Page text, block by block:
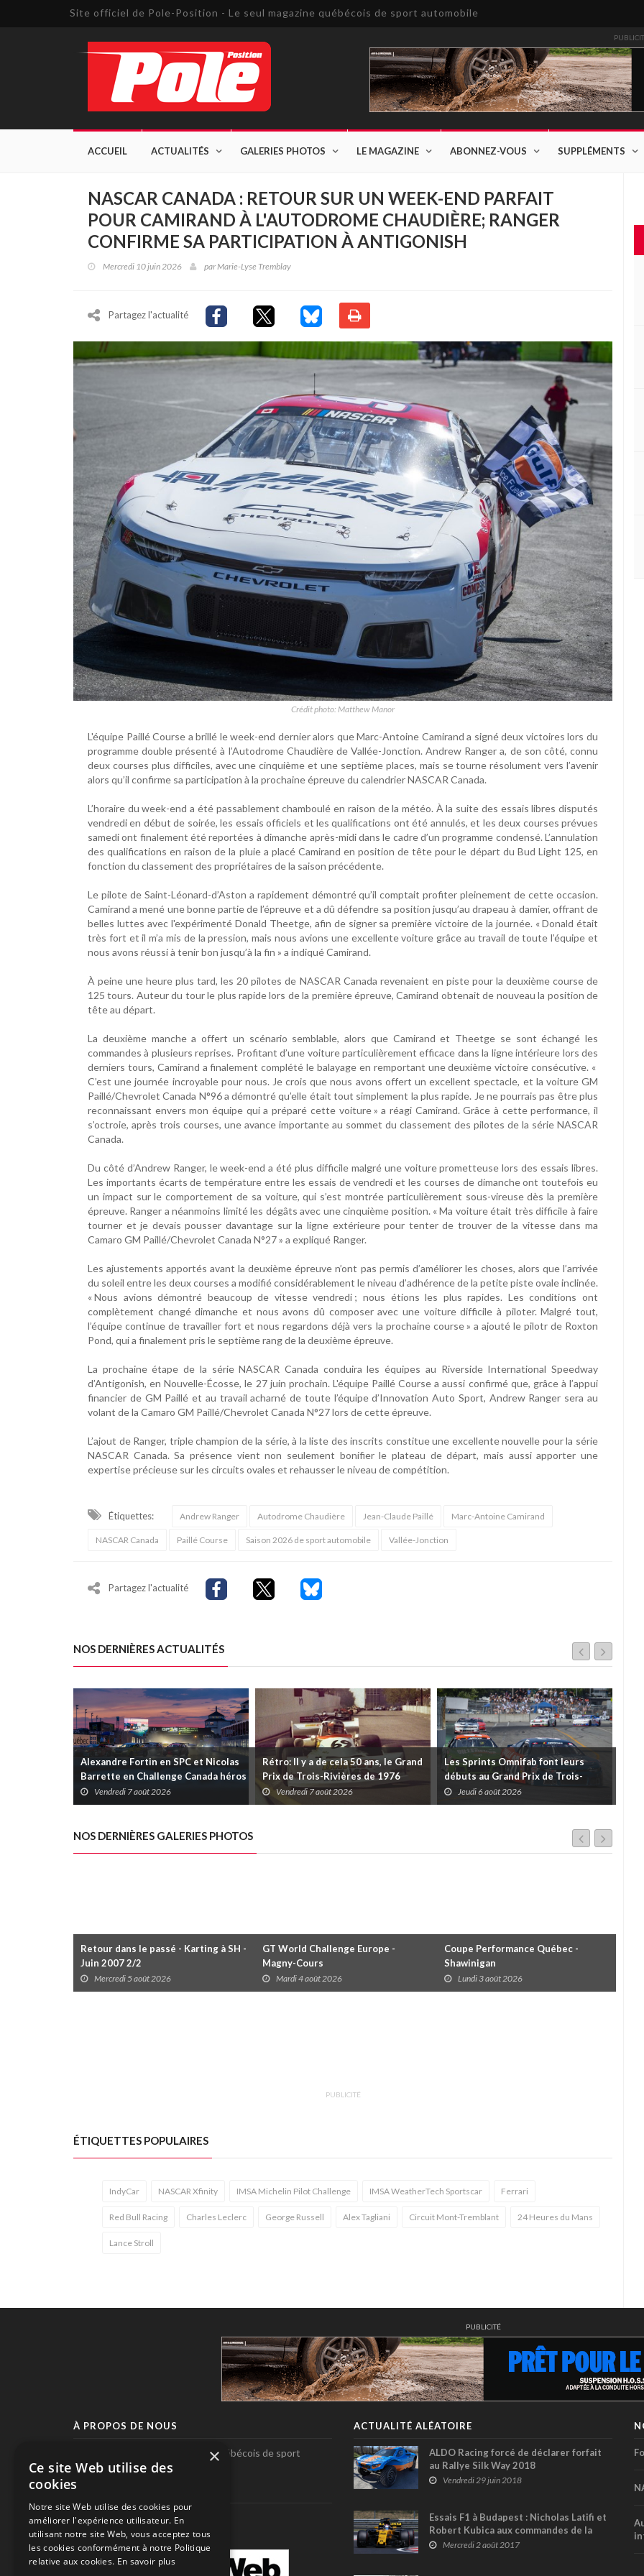
Site officiel de Pole-Position - Le seul magazine québécois de sport automobile
ACCUEIL ACTUALITÉS GALERIES PHOTOS LE MAGAZINE ABONNEZ-VOUS SUPPLÉMENTS
NASCAR CANADA : RETOUR SUR UN WEEK-END PARFAIT
POUR CAMIRAND À L'AUTODROME CHAUDIÈRE; RANGER
CONFIRME SA PARTICIPATION À ANTIGONISH
Mercredi 10 juin 2026 parMarie-Lyse Tremblay
Partagez l'actualité
Crédit photo: Matthew Manor
L'équipe Paillé Course a brillé le week-end dernier alors que Marc-Antoine Camirand a signé deux victoires lors du
programme double présenté à l’Autodrome Chaudière de Vallée-Jonction. Andrew Ranger a, de son côté, connu
deux courses plus difficiles, avec une cinquième et une septième places, mais se tourne résolument vers l’avenir
alors qu’il confirme sa participation à la prochaine épreuve du calendrier NASCAR Canada.
L’horaire du week-end a été passablement chamboulé en raison de la météo. À la suite des essais libres disputés
vendredi en début de soirée, les essais officiels et les qualifications ont été annulés, et les deux courses prévues
samedi ont finalement été reportées à dimanche après-midi dans le cadre d’un programme condensé. L’annulation
des qualifications en raison de la pluie a placé Camirand en position de tête pour le départ du Bud Light 125, en
fonction du classement des propriétaires de la saison précédente.
Le pilote de Saint-Léonard-d’Aston a rapidement démontré qu’il comptait profiter pleinement de cette occasion.
Camirand a mené une bonne partie de l’épreuve et a dû défendre sa position jusqu’au drapeau à damier, offrant de
belles luttes avec l'expérimenté Donald Theetge, afin de signer sa première victoire de la journée. « Donald était
très fort et il m’a mis de la pression, mais nous avions une excellente voiture grâce au travail de toute l’équipe et
nous avons réussi à tenir bon jusqu’à la fin » a indiqué Camirand.
À peine une heure plus tard, les 20 pilotes de NASCAR Canada revenaient en piste pour la deuxième course de
125 tours. Auteur du tour le plus rapide lors de la première épreuve, Camirand obtenait de nouveau la position de
tête au départ.
La deuxième manche a offert un scénario semblable, alors que Camirand et Theetge se sont échangé les
commandes à plusieurs reprises. Profitant d’une voiture particulièrement efficace dans la ligne intérieure lors des
derniers tours, Camirand a finalement complété le balayage en remportant une deuxième victoire consécutive. «
C’est une journée incroyable pour nous. Je crois que nous avons offert un excellent spectacle, et la voiture GM
Paillé/Chevrolet Canada N°96 a démontré qu’elle était tout simplement la plus rapide. Je ne pourrais pas être plus
reconnaissant envers mon équipe qui a préparé cette voiture » a réagi Camirand. Grâce à cette performance, il
s’octroie, après trois courses, une avance importante au sommet du classement des pilotes de la série NASCAR
Canada.
Du côté d’Andrew Ranger, le week-end a été plus difficile malgré une voiture prometteuse lors des essais libres.
Les importants écarts de température entre les essais de vendredi et les courses de dimanche ont toutefois eu
un impact sur le comportement de sa voiture, qui s’est montrée particulièrement sous-vireuse dès la première
épreuve. Ranger a néanmoins limité les dégâts avec une cinquième position. « Ma voiture était très difficile à faire
tourner et je devais pousser davantage sur la ligne extérieure pour tenter de trouver de la vitesse dans ma
Camaro GM Paillé/Chevrolet Canada N°27 » a expliqué Ranger.
Les ajustements apportés avant la deuxième épreuve n’ont pas permis d’améliorer les choses, alors que l’arrivée
du soleil entre les deux courses a modifié considérablement le niveau d’adhérence de la petite piste ovale inclinée.
« Nous avions démontré beaucoup de vitesse vendredi ; nous étions les plus rapides. Les conditions ont
complètement changé dimanche et nous avons dû composer avec une voiture difficile à piloter. Malgré tout,
l’équipe continue de travailler fort et nous regardons déjà vers la prochaine course » a ajouté le pilotr de Roxton
Pond, qui a finalement pris le septième rang de la deuxième épreuve.
La prochaine étape de la série NASCAR Canada conduira les équipes au Riverside International Speedway
d’Antigonish, en Nouvelle-Écosse, le 27 juin prochain. L'équipe Paillé Course a aussi confirmé que, grâce à l’appui
financier de GM Paillé et au travail acharné de toute l’équipe d’Innovation Auto Sport, Andrew Ranger sera au
volant de la Camaro GM Paillé/Chevrolet Canada N°27 lors de cette épreuve.
L’ajout de Ranger, triple champion de la série, à la liste des inscrits constitue une excellente nouvelle pour la série
NASCAR Canada. Sa présence vient non seulement bonifier le plateau de départ, mais aussi apporter une
expertise précieuse sur les circuits ovales et rehausser le niveau de compétition.
Étiquettes: Andrew Ranger Autodrome Chaudière Jean-Claude Paillé Marc-Antoine Camirand
NASCAR Canada Paillé Course Saison 2026 de sport automobile Vallée-Jonction
Partagez l'actualité
NOS DERNIÈRES ACTUALITÉS
Alexandre Fortin en SPC et Nicolas
Barrette en Challenge Canada héros
des premières courses du week-end
au GP3R
Vendredi 7 août 2026
Rétro: Il y a de cela 50 ans, le Grand
Prix de Trois-Rivières de 1976
Vendredi 7 août 2026
Les Sprints Omnifab font leurs
débuts au Grand Prix de Trois-
Rivières avec un format inspiré de
Daytona
Jeudi 6 août 2026
NOS DERNIÈRES GALERIES PHOTOS
Retour dans le passé - Karting à SH -
Juin 2007 2/2
Mercredi 5 août 2026
GT World Challenge Europe -
Magny-Cours
Mardi 4 août 2026
Coupe Performance Québec -
Shawinigan
Lundi 3 août 2026
PUBLICITÉ
ÉTIQUETTES POPULAIRES
IndyCar NASCAR Xfinity IMSA Michelin Pilot Challenge IMSA WeatherTech Sportscar Ferrari
Red Bull Racing Charles Leclerc George Russell Alex Tagliani Circuit Mont-Tremblant 24 Heures du Mans
Lance Stroll
PUBLICITÉ
À PROPOS DE NOUS
Pole-Position, le seul magazine québécois de sport
automobile.
SUIVEZ-NOUS
ACTUALITÉ ALÉATOIRE
ALDO Racing forcé de déclarer forfait
au Rallye Silk Way 2018
Vendredi 29 juin 2018
Essais F1 à Budapest : Nicholas Latifi et
Robert Kubica aux commandes de la
Renault
Mercredi 2 août 2017
×
Ce site Web utilise des
cookies
Notre site Web utilise des cookies pour
améliorer l'expérience utilisateur. En
utilisant notre site Web, vous acceptez tous
les cookies conformément à notre Politique
relative aux cookies. En savoir plus